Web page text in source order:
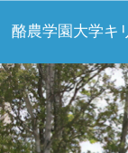
酪農学園大学キ